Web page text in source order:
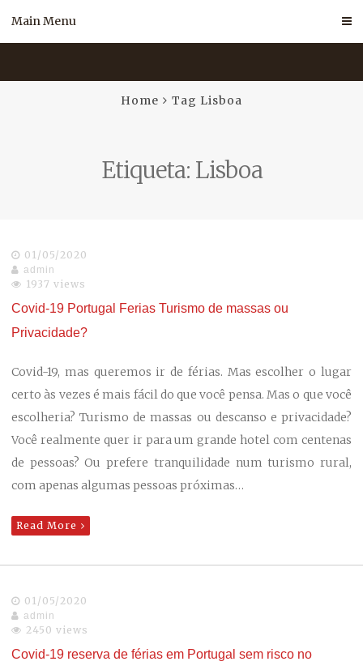
Main Menu
Home Tag Lisboa
Etiqueta: Lisboa
01/05/2020
admin
1937 views
Covid-19 Portugal Ferias Turismo de massas ou
Privacidade?
Covid-19, mas queremos ir de férias. Mas escolher o lugar
certo às vezes é mais fácil do que você pensa. Mas o que você
escolheria? Turismo de massas ou descanso e privacidade?
Você realmente quer ir para um grande hotel com centenas
de pessoas? Ou prefere tranquilidade num turismo rural,
com apenas algumas pessoas próximas…
Read More
01/05/2020
admin
2450 views
Covid-19 reserva de férias em Portugal sem risco no